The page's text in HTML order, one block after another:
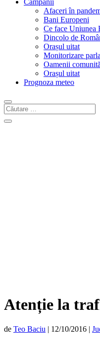
Campanii
Afaceri în
Bani Europeni
Ce face Uniunea
Dincolo de
Orașul uitat
Monitorizare
Oamenii
Orașul uitat
Prognoza meteo
Atenție la
de Teo Baciu | 12/10/2016 |